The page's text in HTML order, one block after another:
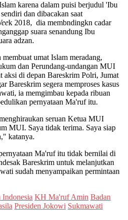
karena dalam puisi berjudul 'Ibu
dan dibacakan saat
k 2018, dia membndingkn cadar
suara senandung Ibu
adzan.
umat Islam meradang,
dan Perundang-undangan MUI
aksi di depan Bareskrim Polri, Jumat
Bareskrim segera memproses kasus
ia memgimbau kepada ribuan
pernyataan Ma'ruf itu.
seruan Ketua MUI
MUI. Saya tidak terima. Saya siap
katanya.
Ma'ruf itu tidak bernilai di
Bareskrim untuk melanjutkan
sudah menyampaikan permintaan
KH Ma'ruf Amin Badan
Presiden Jokowi Sukmawati